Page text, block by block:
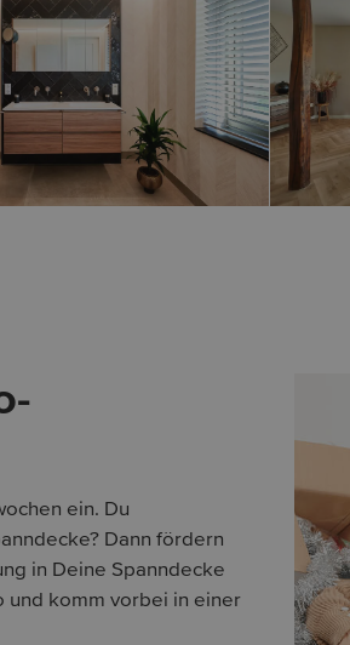
ein. Du
Dann fördern
in Deine Spanndecke
und komm vorbei in einer